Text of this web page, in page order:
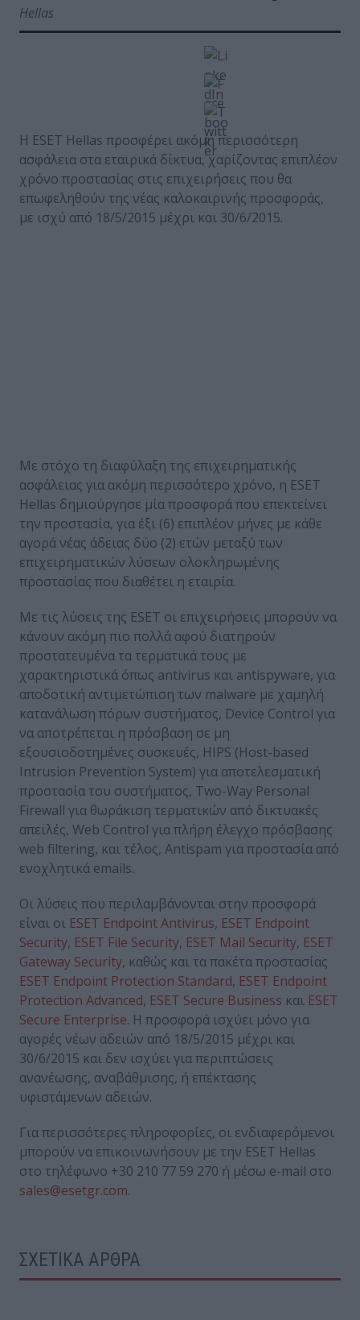
Hellas
Η ESET Hellas προσφέρει ακόμη περισσότερη
ασφάλεια στα εταιρικά δίκτυα, χαρίζοντας επιπλέον
χρόνο προστασίας στις επιχειρήσεις που θα
επωφεληθούν της νέας καλοκαιρινής προσφοράς,
με ισχύ από 18/5/2015 μέχρι και 30/6/2015.
Με στόχο τη διαφύλαξη της επιχειρηματικής
ασφάλειας για ακόμη περισσότερο χρόνο, η ESET
Hellas δημιούργησε μία προσφορά που επεκτείνει
την προστασία, για έξι (6) επιπλέον μήνες με κάθε
αγορά νέας άδειας δύο (2) ετών μεταξύ των
επιχειρηματικών λύσεων ολοκληρωμένης
προστασίας που διαθέτει η εταιρία.
Με τις λύσεις της ESET οι επιχειρήσεις μπορούν να
κάνουν ακόμη πιο πολλά αφού διατηρούν
προστατευμένα τα τερματικά τους με
χαρακτηριστικά όπως antivirus και antispyware, για
αποδοτική αντιμετώπιση των malware με χαμηλή
κατανάλωση πόρων συστήματος, Device Control για
να αποτρέπεται η πρόσβαση σε μη
εξουσιοδοτημένες συσκευές, HIPS (Host-based
Intrusion Prevention System) για αποτελεσματική
προστασία του συστήματος, Two-Way Personal
Firewall για θωράκιση τερματικών από δικτυακές
απειλές, Web Control για πλήρη έλεγχο πρόσβασης
web filtering, και τέλος, Antispam για προστασία από
ενοχλητικά emails.
Οι λύσεις που περιλαμβάνονται στην προσφορά
είναι οι ESET Endpoint Antivirus, ESET Endpoint
Security, ESET File Security, ESET Mail Security, ESET
Gateway Security, καθώς και τα πακέτα προστασίας
ESET Endpoint Protection Standard, ESET Endpoint
Protection Αdvanced, ESET Secure Business και ESET
Secure Enterprise. Η προσφορά ισχύει μόνο για
αγορές νέων αδειών από 18/5/2015 μέχρι και
30/6/2015 και δεν ισχύει για περιπτώσεις
ανανέωσης, αναβάθμισης, ή επέκτασης
υφιστάμενων αδειών.
Για περισσότερες πληροφορίες, οι ενδιαφερόμενοι
μπορούν να επικοινωνήσουν με την ESET Hellas
στο τηλέφωνο +30 210 77 59 270 ή μέσω e-mail στο
sales@esetgr.com.
ΣΧΕΤΙΚΑ ΑΡΘΡΑ